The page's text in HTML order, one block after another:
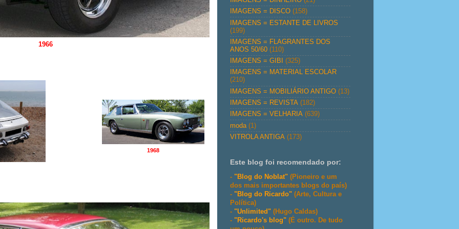
1966
1968
IMAGENS = DISCO (158)
IMAGENS = ESTANTE DE LIVROS
(199)
IMAGENS = FLAGRANTES DOS
ANOS 50/60 (110)
IMAGENS = GIBI
(325)
IMAGENS = MATERIAL ESCOLAR
(210)
IMAGENS = MOBILIÁRIO ANTIGO (13)
IMAGENS = REVISTA (182)
IMAGENS = VELHARIA (639)
moda (1)
VITROLA ANTIGA (173)
Este blog foi recomendado por:
- "Blog do Noblat" (Pioneiro e um
dos mais importantes blogs do país)
- "Blog do Ricardo" (Arte, Cultura e
Política)
- "Unlimited" (Hugo Caldas)
- "Ricardo's blog" (É outro. De tudo